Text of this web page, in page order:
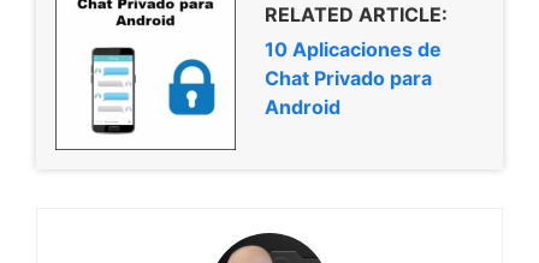
RELATED ARTICLE:
10 Aplicaciones de
Chat Privado para
Android